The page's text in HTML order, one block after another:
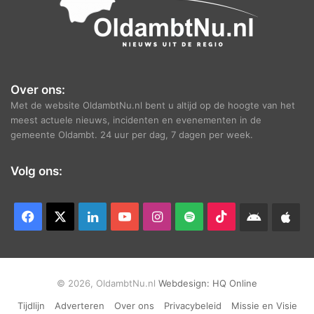
Over ons:
Met de website OldambtNu.nl bent u altijd op de hoogte van het
meest actuele nieuws, incidenten en evenementen in de
gemeente Oldambt. 24 uur per dag, 7 dagen per week.
Volg ons:
Facebook LinkedInYouTubeInstagram
Spotify TikTokAndroid
© 2026, OldambtNu.nl Webdesign: HQ Online
Tijdlijn
Adverteren Over ons Privacybeleid Missie en Visie